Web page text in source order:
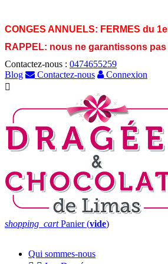
CONGES ANNUELS: FERMES du
RAPPEL: nous ne garantissons
Contactez-nous : 0474655259
Blog
Contactez-nous
Connexion

shopping_cart Panier (vide)
Qui sommes-nous